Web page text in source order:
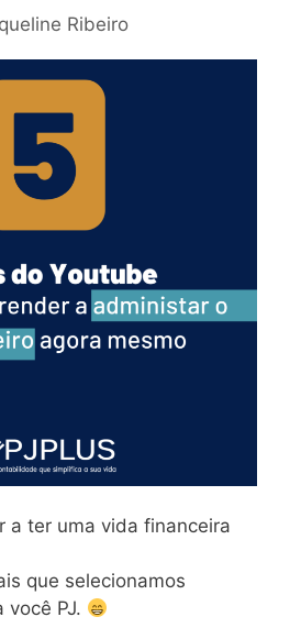
Ribeiro
a ter uma vida financeira
que selecionamos
você PJ.